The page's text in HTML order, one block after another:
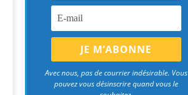
Avec nous, pas de courrier indésirable. Vous
pouvez vous désinscrire quand vous le